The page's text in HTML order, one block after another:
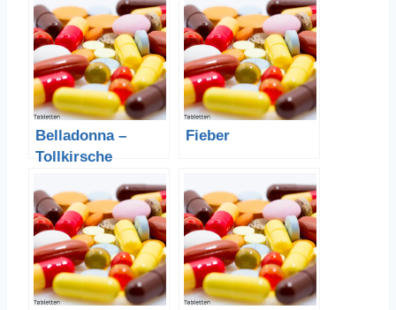
Belladonna –
Tollkirsche
Fieber